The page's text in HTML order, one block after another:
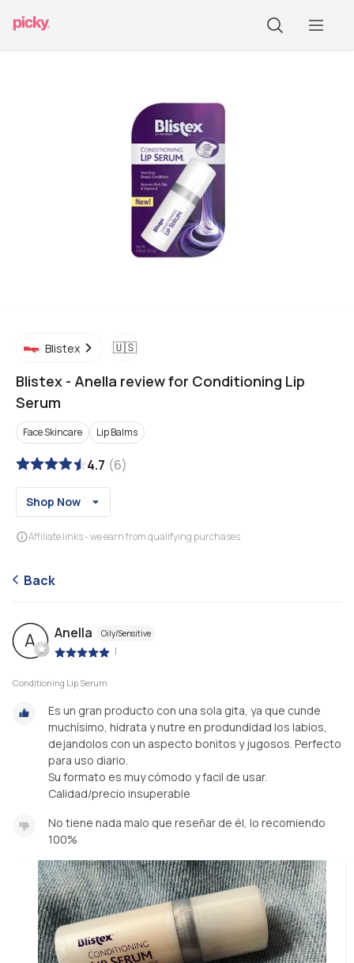
Blistex 🇺🇸
Blistex - Anella review for Conditioning Lip
Serum
Face Skincare Lip Balms
4.7 (6)
Shop Now
Affiliate links - we earn from qualifying purchases
Back
A Anella Oily/Sensitive
|
Conditioning Lip Serum
Es un gran producto con una sola gita, ya que cunde
muchísimo, hidrata y nutre en produndidad los labios,
dejandolos con un aspecto bonitos y jugosos. Perfecto
para uso diario.
Su formato es muy cómodo y facil de usar.
Calidad/precio insuperable
No tiene nada malo que reseñar de él, lo recomiendo
100%